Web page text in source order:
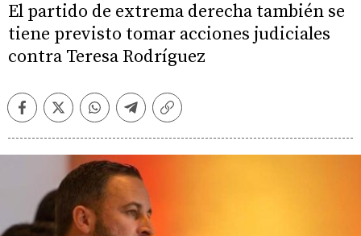
El partido de extrema derecha también se
tiene previsto tomar acciones judiciales
contra Teresa Rodríguez
FacebookTwitterWhatsappTelegramCopiar